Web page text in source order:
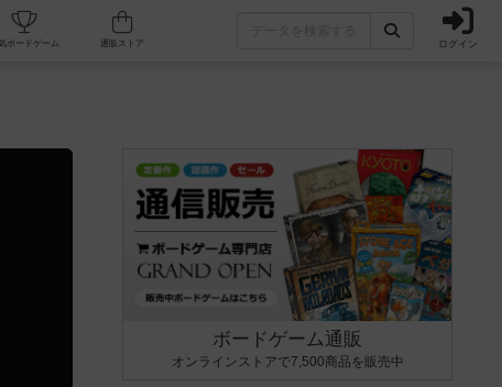
カフェ/店舗 人気ボードゲーム ログイン
ボードゲーム通販
オンラインストアで7,500商品を販売中